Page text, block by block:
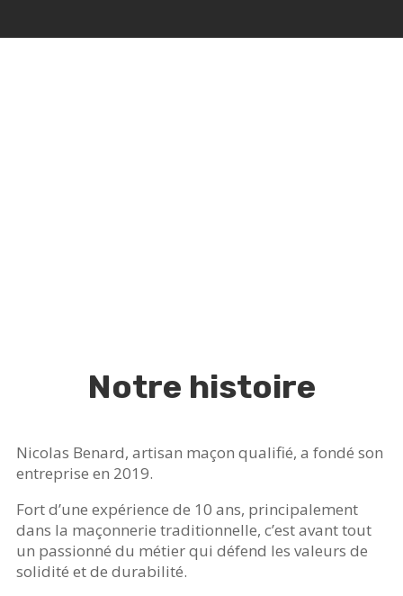
Notre histoire
Nicolas Benard, artisan maçon qualifié, a fondé son
entreprise en 2019.
Fort d’une expérience de 10 ans, principalement
dans la maçonnerie traditionnelle, c’est avant tout
un passionné du métier qui défend les valeurs de
solidité et de durabilité.